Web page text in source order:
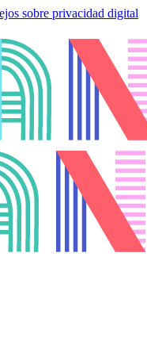
sobre privacidad digital